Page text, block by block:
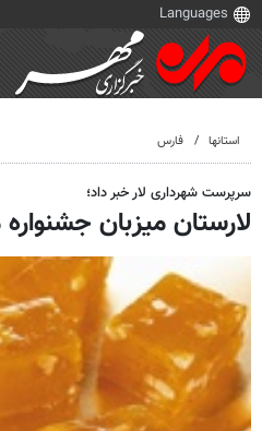
استانها فارس
سرپرست شهرداری لار خبر داد؛
لارستان میزبان